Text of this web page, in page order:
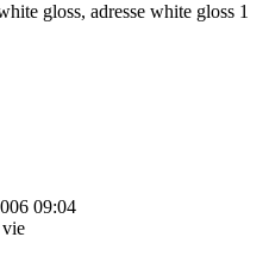
gloss, adresse white gloss 1
09:04